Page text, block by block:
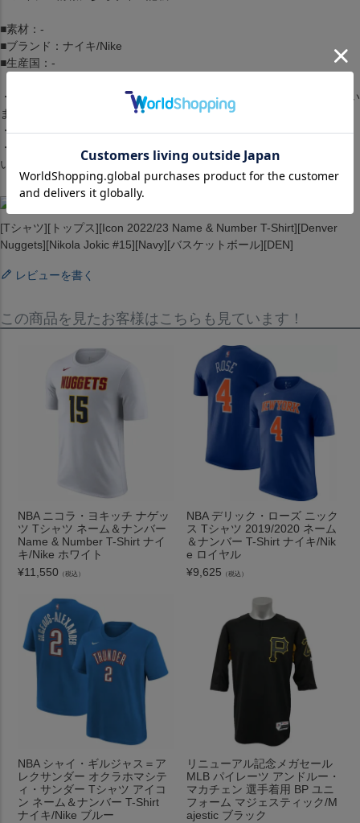
■素材：-
■ブランド：ナイキ/Nike
■生産国：-
・商品は生産時期によってデザインやサイズに差が生じる場合がござい
ます。
・商品はモニターの影響で色の変化が感じられる場合がございます。
・洗濯・アイロンの使用につきましては、品質マークに従ってくださ
い。
[Tシャツ][トップス][Icon 2022/23 Name & Number T-Shirt][Denver
Nuggets][Nikola Jokic #15][Navy][バスケットボール][DEN]
レビューを書く
この商品を見たお客様はこちらも見ています！
NBA ニコラ・ヨキッチ ナゲッ
ツ Tシャツ ネーム＆ナンバー
Name & Number T-Shirt ナイ
キ/Nike ホワイト
¥11,550 （税込）
NBA デリック・ローズ ニック
ス Tシャツ 2019/2020 ネーム
＆ナンバー T-Shirt ナイキ/Nik
e ロイヤル
¥9,625 （税込）
NBA シャイ・ギルジャス＝ア
レクサンダー オクラホマシテ
ィ・サンダー Tシャツ アイコ
ン ネーム＆ナンバー T-Shirt
ナイキ/Nike ブルー
リニューアル記念メガセール
MLB パイレーツ アンドルー・
マカチェン 選手着用 BP ユニ
フォーム マジェスティック/M
ajestic ブラック